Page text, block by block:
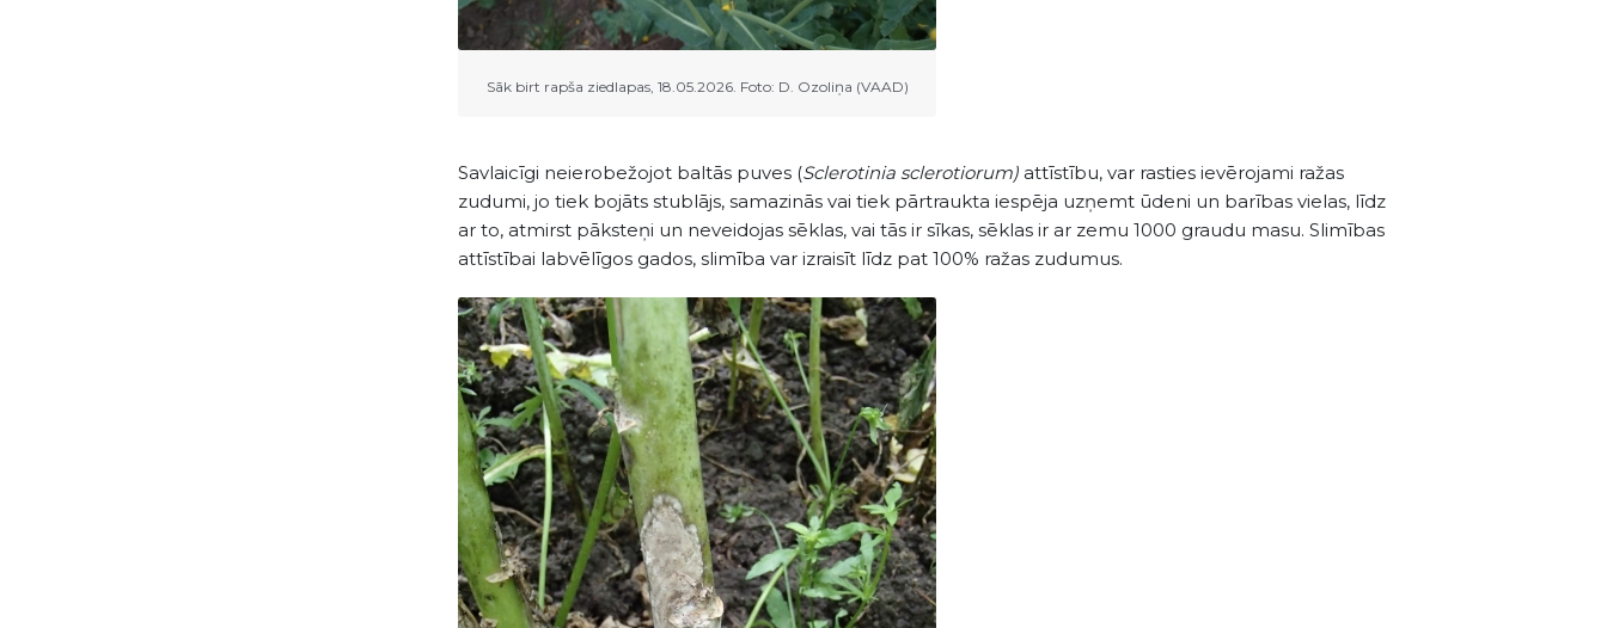
Sāk birt rapša ziedlapas, 18.05.2026. Foto: D. Ozoliņa (VAAD)
Savlaicīgi neierobežojot baltās puves (Sclerotinia sclerotiorum) attīstību, var rasties ievērojami ražas
zudumi, jo tiek bojāts stublājs, samazinās vai tiek pārtraukta iespēja uzņemt ūdeni un barības vielas, līdz
ar to, atmirst pāksteņi un neveidojas sēklas, vai tās ir sīkas, sēklas ir ar zemu 1000 graudu masu. Slimības
attīstībai labvēlīgos gados, slimība var izraisīt līdz pat 100% ražas zudumus.